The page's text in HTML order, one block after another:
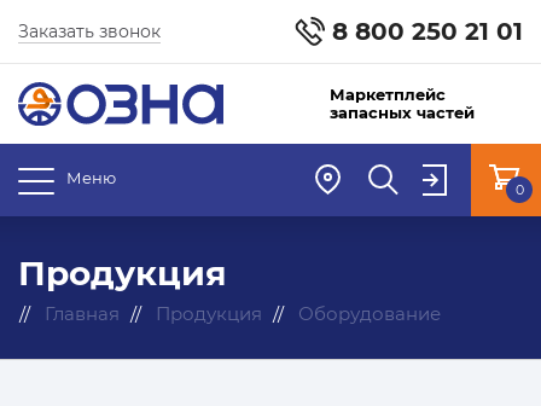
8 800 250 21 01
Заказать звонок
Маркетплейс
запасных частей
Меню
0
Продукция
Главная Продукция Оборудование